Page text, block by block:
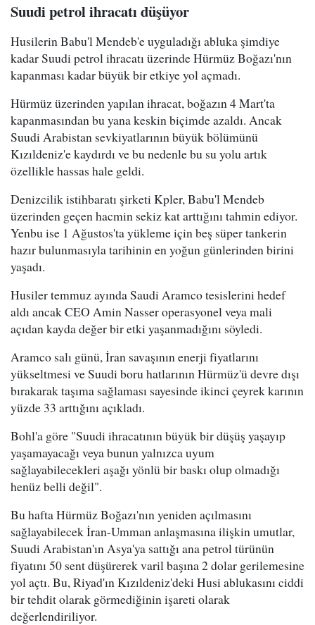
Suudi petrol ihracatı düşüyor
Husilerin Babu'l Mendeb'e uyguladığı abluka şimdiye
kadar Suudi petrol ihracatı üzerinde Hürmüz Boğazı'nın
kapanması kadar büyük bir etkiye yol açmadı.
Hürmüz üzerinden yapılan ihracat, boğazın 4 Mart'ta
kapanmasından bu yana keskin biçimde azaldı. Ancak
Suudi Arabistan sevkiyatlarının büyük bölümünü
Kızıldeniz'e kaydırdı ve bu nedenle bu su yolu artık
özellikle hassas hale geldi.
Denizcilik istihbaratı şirketi Kpler, Babu'l Mendeb
üzerinden geçen hacmin sekiz kat arttığını tahmin ediyor.
Yenbu ise 1 Ağustos'ta yükleme için beş süper tankerin
hazır bulunmasıyla tarihinin en yoğun günlerinden birini
yaşadı.
Husiler temmuz ayında Saudi Aramco tesislerini hedef
aldı ancak CEO Amin Nasser operasyonel veya mali
açıdan kayda değer bir etki yaşanmadığını söyledi.
Aramco salı günü, İran savaşının enerji fiyatlarını
yükseltmesi ve Suudi boru hatlarının Hürmüz'ü devre dışı
bırakarak taşıma sağlaması sayesinde ikinci çeyrek karının
yüzde 33 arttığını açıkladı.
Bohl'a göre "Suudi ihracatının büyük bir düşüş yaşayıp
yaşamayacağı veya bunun yalnızca uyum
sağlayabilecekleri aşağı yönlü bir baskı olup olmadığı
henüz belli değil".
Bu hafta Hürmüz Boğazı'nın yeniden açılmasını
sağlayabilecek İran-Umman anlaşmasına ilişkin umutlar,
Suudi Arabistan'ın Asya'ya sattığı ana petrol türünün
fiyatını 50 sent düşürerek varil başına 2 dolar gerilemesine
yol açtı. Bu, Riyad'ın Kızıldeniz'deki Husi ablukasını ciddi
bir tehdit olarak görmediğinin işareti olarak
değerlendiriliyor.